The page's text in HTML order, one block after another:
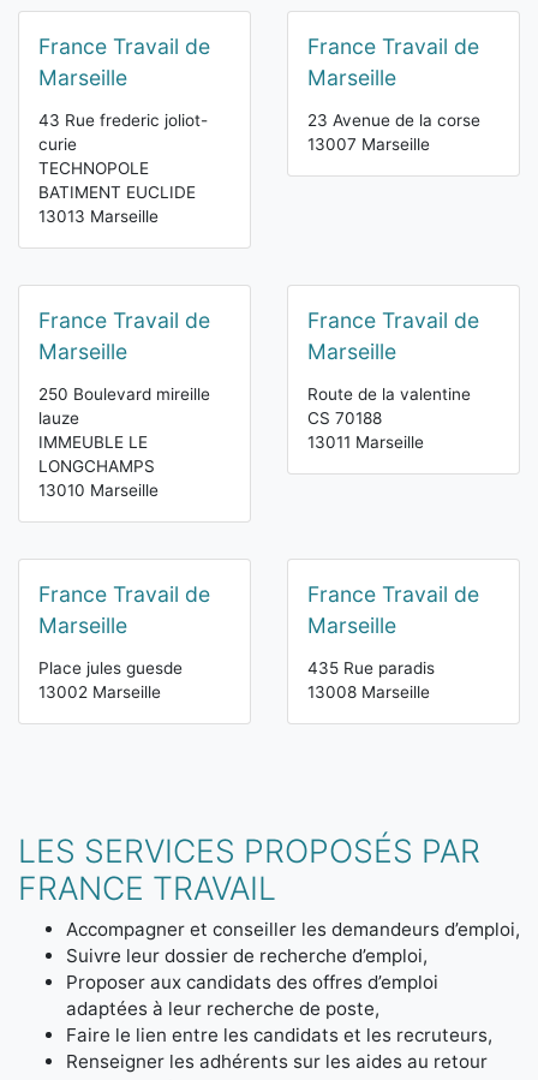
France Travail de
Marseille
43 Rue frederic joliot-
curie
TECHNOPOLE
BATIMENT EUCLIDE
13013 Marseille
France Travail de
Marseille
23 Avenue de la corse
13007 Marseille
France Travail de
Marseille
250 Boulevard mireille
lauze
IMMEUBLE LE
LONGCHAMPS
13010 Marseille
France Travail de
Marseille
Route de la valentine
CS 70188
13011 Marseille
France Travail de
Marseille
Place jules guesde
13002 Marseille
France Travail de
Marseille
435 Rue paradis
13008 Marseille
LES SERVICES PROPOSÉS PAR
FRANCE TRAVAIL
Accompagner et conseiller les demandeurs d’emploi,
Suivre leur dossier de recherche d’emploi,
Proposer aux candidats des offres d’emploi
adaptées à leur recherche de poste,
Faire le lien entre les candidats et les recruteurs,
Renseigner les adhérents sur les aides au retour